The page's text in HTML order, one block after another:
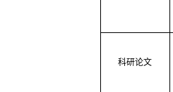
科研论文